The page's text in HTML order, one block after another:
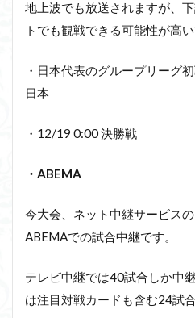
地上波でも放送されますが、
トでも観戦できる可能性が高い
・日本代表のグループリーグ
日本
・12/19 0:00 決勝戦
・ABEMA
今大会、ネット中継サービス
ABEMAでの試合中継です。
テレビ中継では40試合しか中
は注目対戦カードも含む24試